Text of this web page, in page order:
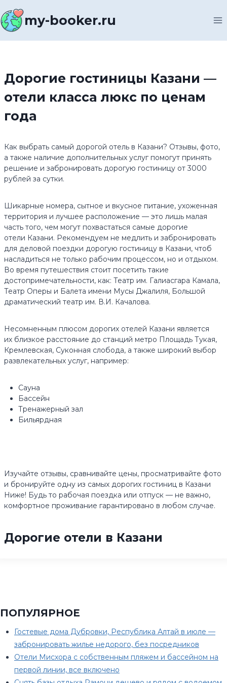
к
содержимомуmy-booker.ru
Дорогие гостиницы Казани —
отели класса люкс по ценам
года
Как выбрать самый дорогой отель в Казани? Отзывы, фото,
а также наличие дополнительных услуг помогут принять
решение и забронировать дорогую гостиницу от 3000
рублей за сутки.
Шикарные номера, сытное и вкусное питание, ухоженная
территория и лучшее расположение — это лишь малая
часть того, чем могут похвастаться самые дорогие
отели Казани. Рекомендуем не медлить и забронировать
для деловой поездки дорогую гостиницу в Казани, чтоб
насладиться не только рабочим процессом, но и отдыхом.
Во время путешествия стоит посетить такие
достопримечательности, как: Театр им. Галиасгара Камала,
Театр Оперы и Балета имени Мусы Джалиля, Большой
драматический театр им. В.И. Качалова.
Несомненным плюсом дорогих отелей Казани является
их близкое расстояние до станций метро Площадь Тукая,
Кремлевская, Суконная слобода, а также широкий выбор
развлекательных услуг, например:
Сауна
Бассейн
Тренажерный зал
Бильярдная
Изучайте отзывы, сравнивайте цены, просматривайте фото
и бронируйте одну из самых дорогих гостиниц в Казани
Ниже! Будь то рабочая поездка или отпуск — не важно,
комфортное проживание гарантировано в любом случае.
Дорогие отели в Казани
ПОПУЛЯРНОЕ
Гостевые дома Дубровки, Республика Алтай в июле —
забронировать жилье недорого, без посредников
Отели Мисхора с собственным пляжем и бассейном на
первой линии, все включено